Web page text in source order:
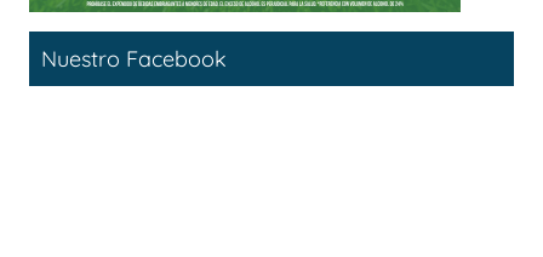
Nuestro Facebook